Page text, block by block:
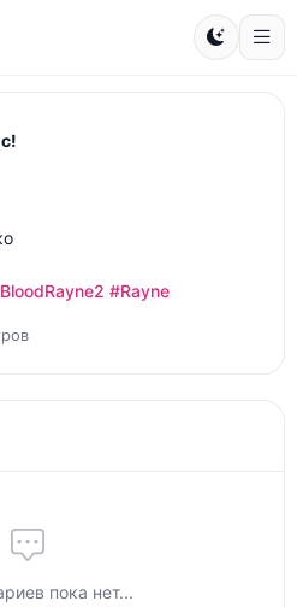
#Rayne
пока нет...